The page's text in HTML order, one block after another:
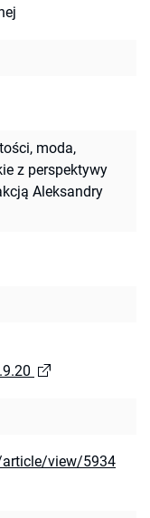
moda,
z perspektywy
Aleksandry
view/5934